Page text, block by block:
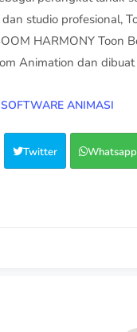
SOFTWARE ANIMASI
Twitter Whatsapp